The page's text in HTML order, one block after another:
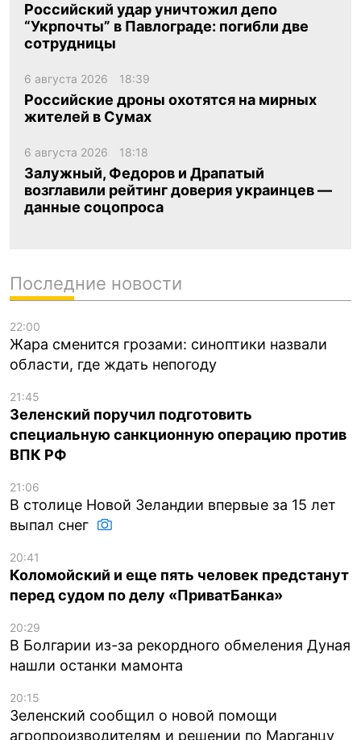
Российский удар уничтожил депо
“Укрпочты” в Павлограде: погибли две
сотрудницы
6 августа 2026 18:39
Российские дроны охотятся на мирных
жителей в Сумах
6 августа 2026 18:18
Залужный, Федоров и Драпатый
возглавили рейтинг доверия украинцев —
данные соцопроса
Последние новости
22:00
Жара сменится грозами: синоптики назвали
области, где ждать непогоду
21:45
Зеленский поручил подготовить
специальную санкционную операцию против
ВПК РФ
21:06
В столице Новой Зеландии впервые за 15 лет
выпал снег
20:41
Коломойский и еще пять человек предстанут
перед судом по делу «ПриватБанка»
20:29
В Болгарии из-за рекордного обмеления Дуная
нашли останки мамонта
20:15
Зеленский сообщил о новой помощи
агропроизводителям и решении по Марганцу